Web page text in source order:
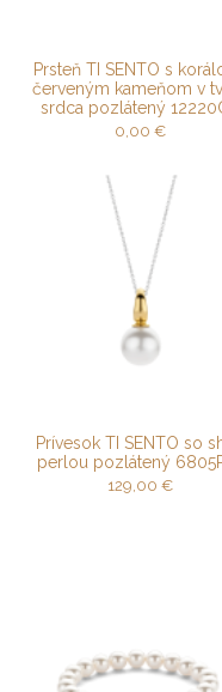
Prsteň TI SENTO s
červeným kameňom v
srdca pozlátený
0,00 €
Prívesok TI SENTO so
perlou pozlátený
129,00 €